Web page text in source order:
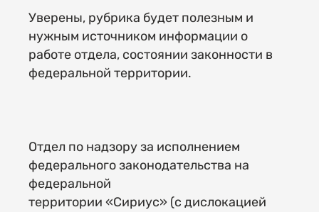
Уверены, рубрика будет полезным и
нужным источником информации о
работе отдела, состоянии законности в
федеральной территории.
Отдел по надзору за исполнением
федерального законодательства на
федеральной
территории «Сириус» (с дислокацией